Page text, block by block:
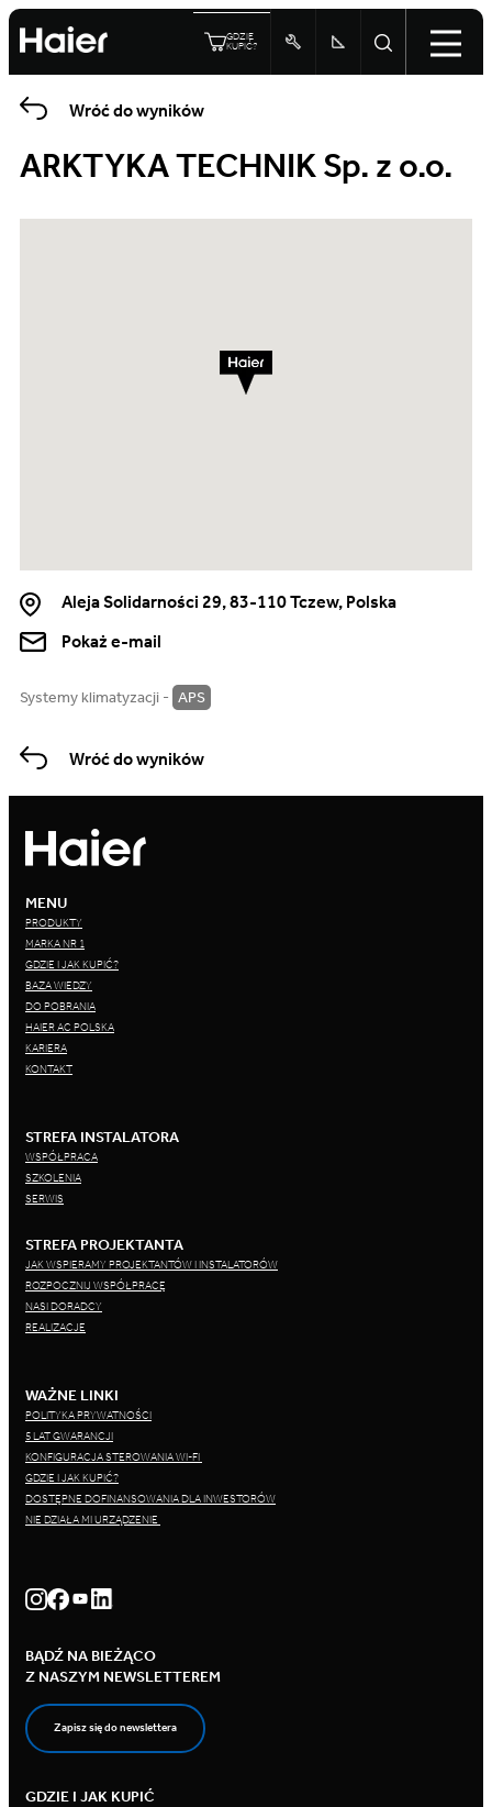
GDZIE
KUPIĆ?
Wróć do wyników
ARKTYKA TECHNIK Sp. z o.o.
Aleja Solidarności 29, 83-110 Tczew, Polska
Pokaż e-mail
Systemy klimatyzacji - APS
Wróć do wyników
MENU
PRODUKTY
MARKA NR 1
GDZIE I JAK KUPIĆ?
BAZA WIEDZY
DO POBRANIA
HAIER AC POLSKA
KARIERA
KONTAKT
STREFA INSTALATORA
WSPÓŁPRACA
SZKOLENIA
SERWIS
STREFA PROJEKTANTA
JAK WSPIERAMY PROJEKTANTÓW I INSTALATORÓW
ROZPOCZNIJ WSPÓŁPRACĘ
NASI DORADCY
REALIZACJE
WAŻNE LINKI
POLITYKA PRYWATNOŚCI
5 LAT GWARANCJI
KONFIGURACJA STEROWANIA WI-FI
GDZIE I JAK KUPIĆ?
DOSTĘPNE DOFINANSOWANIA DLA INWESTORÓW
NIE DZIAŁA MI URZĄDZENIE
BĄDŹ NA BIEŻĄCO
Z NASZYM NEWSLETTEREM
Zapisz się do newslettera
GDZIE I JAK KUPIĆ